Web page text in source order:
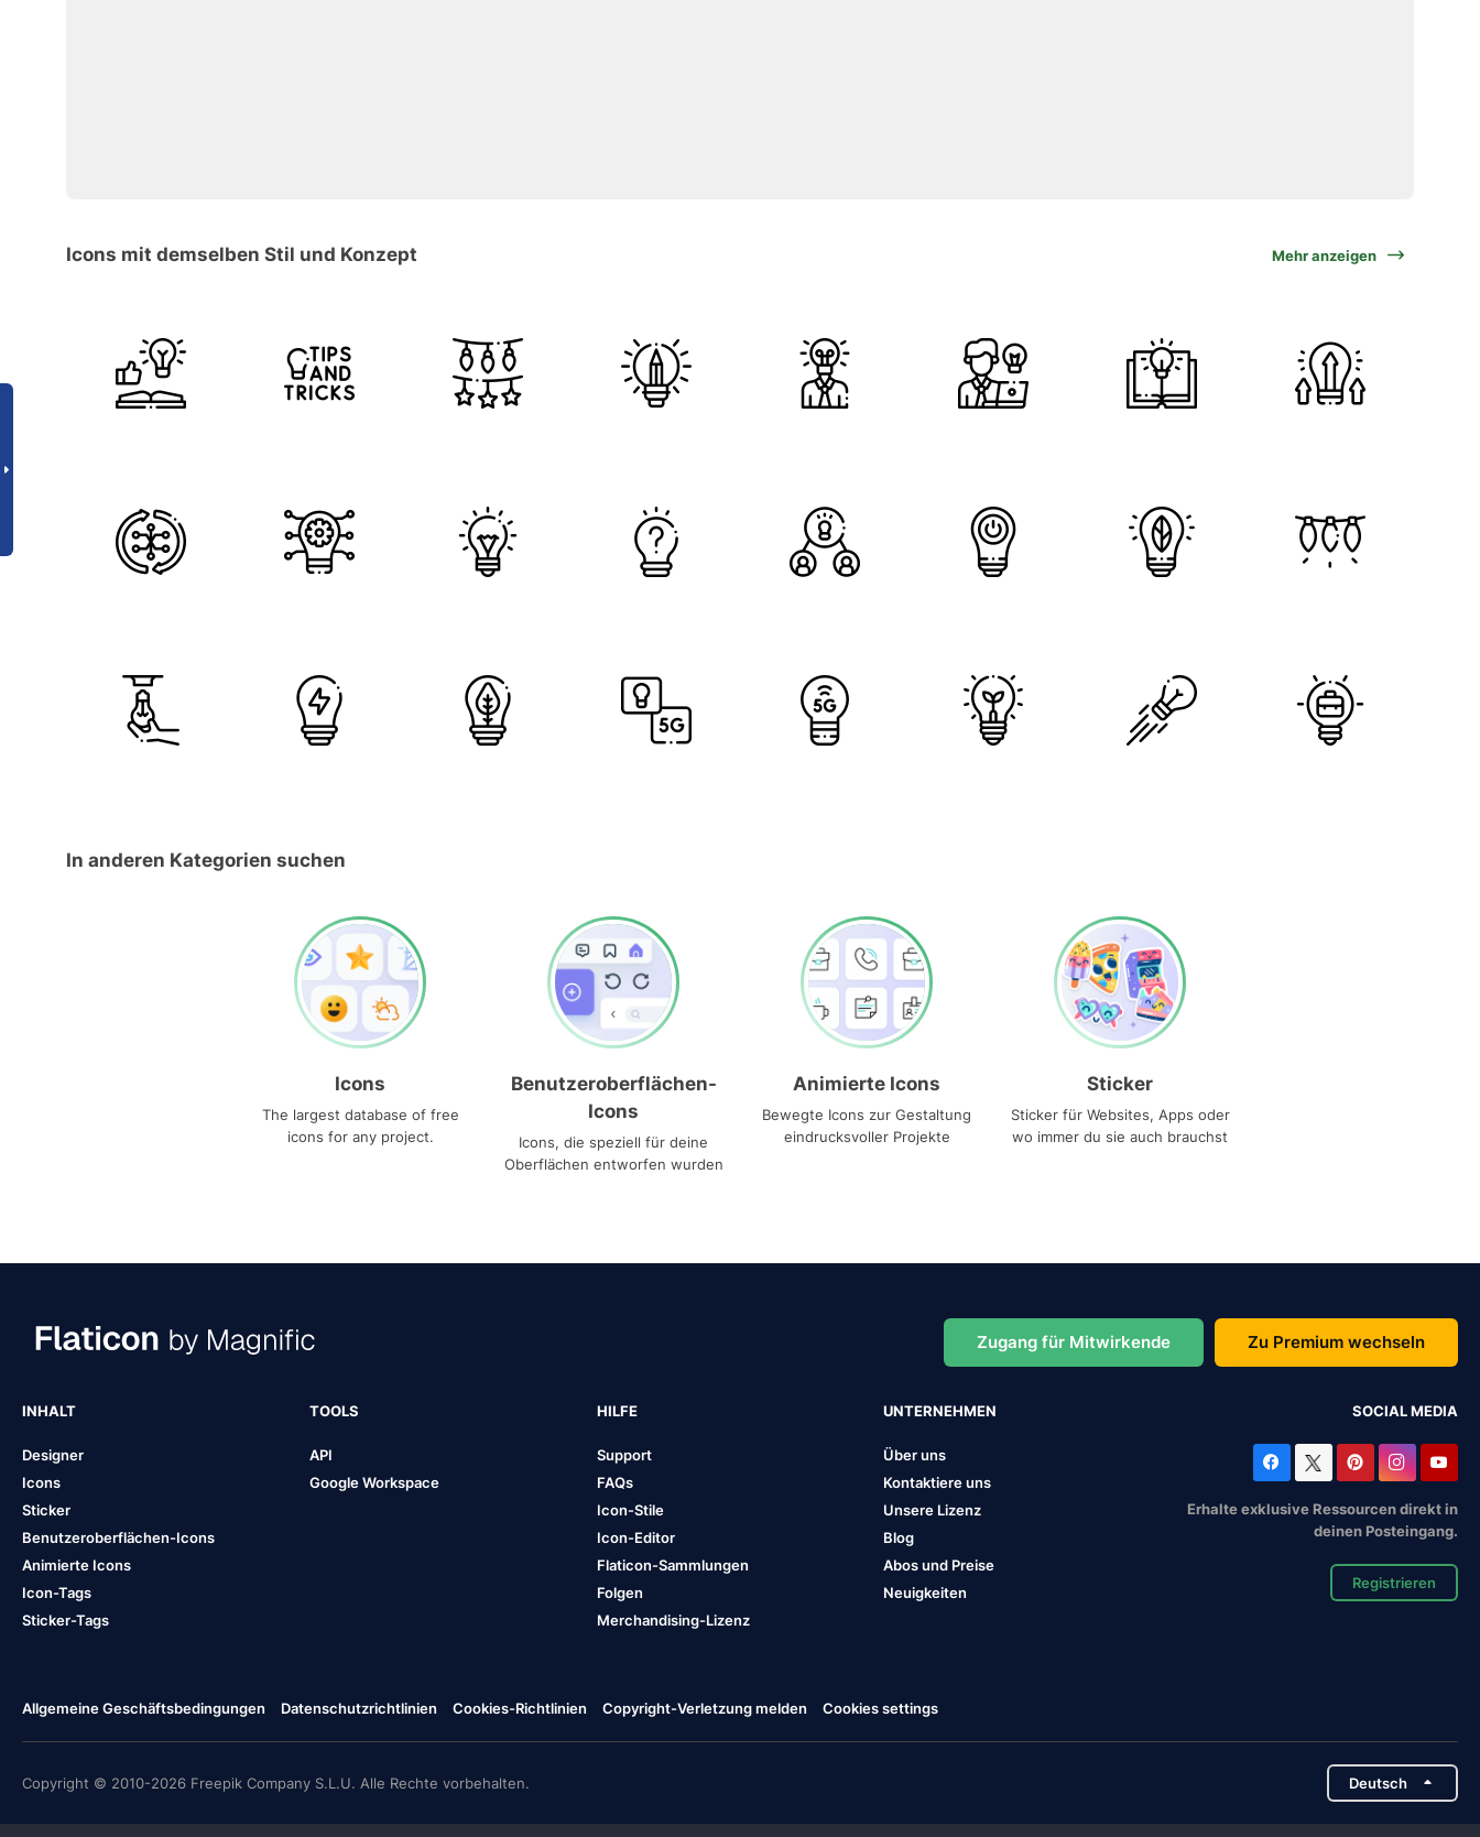
Icons mit demselben Stil und Konzept Mehr anzeigen
In anderen Kategorien suchen
Icons
The largest database of free
icons for any project.
Benutzeroberflächen-
Icons
Icons, die speziell für deine
Oberflächen entworfen wurden
Animierte Icons
Bewegte Icons zur Gestaltung
eindrucksvoller Projekte
Sticker
Sticker für Websites, Apps oder
wo immer du sie auch brauchst
Zugang für Mitwirkende Zu Premium wechseln
INHALT
Designer
Icons
Sticker
Benutzeroberflächen-Icons
Animierte Icons
Icon-Tags
Sticker-Tags
TOOLS
API
Google Workspace
HILFE
Support
FAQs
Icon-Stile
Icon-Editor
Flaticon-Sammlungen
Folgen
Merchandising-Lizenz
UNTERNEHMEN
Über uns
Kontaktiere uns
Unsere Lizenz
Blog
Abos und Preise
Neuigkeiten
SOCIAL MEDIA
Erhalte exklusive Ressourcen direkt in
deinen Posteingang.
Registrieren
Allgemeine Geschäftsbedingungen Datenschutzrichtlinien Cookies-Richtlinien Copyright-Verletzung melden Cookies settings
Copyright © 2010-2026 Freepik Company S.L.U. Alle Rechte vorbehalten. Deutsch